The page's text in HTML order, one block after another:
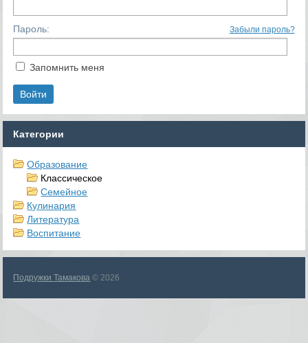
Пароль: Забыли пароль?
Запомнить меня
Категории
Образование
Классическое
Семейное
Кулинария
Литература
Воспитание
Подружки Тамакова © 2026